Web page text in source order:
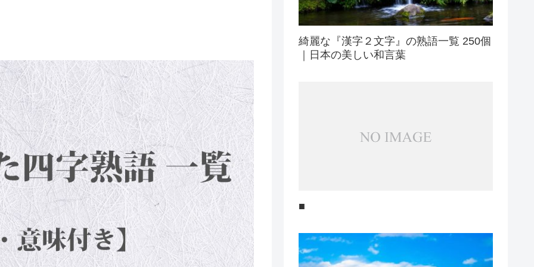
綺麗な『漢字２文字』の熟語一覧 250個
｜日本の美しい和言葉
■